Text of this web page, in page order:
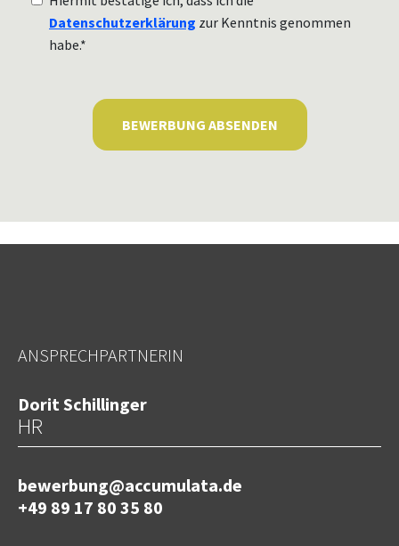
Datenschutzerklärung zur Kenntnis genommen
habe.*
BEWERBUNG ABSENDEN
ANSPRECHPARTNERIN
Dorit Schillinger
HR
bewerbung@accumulata.de
+49 89 17 80 35 80